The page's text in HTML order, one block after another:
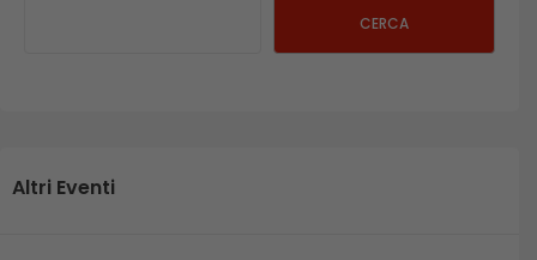
CERCA
Altri Eventi